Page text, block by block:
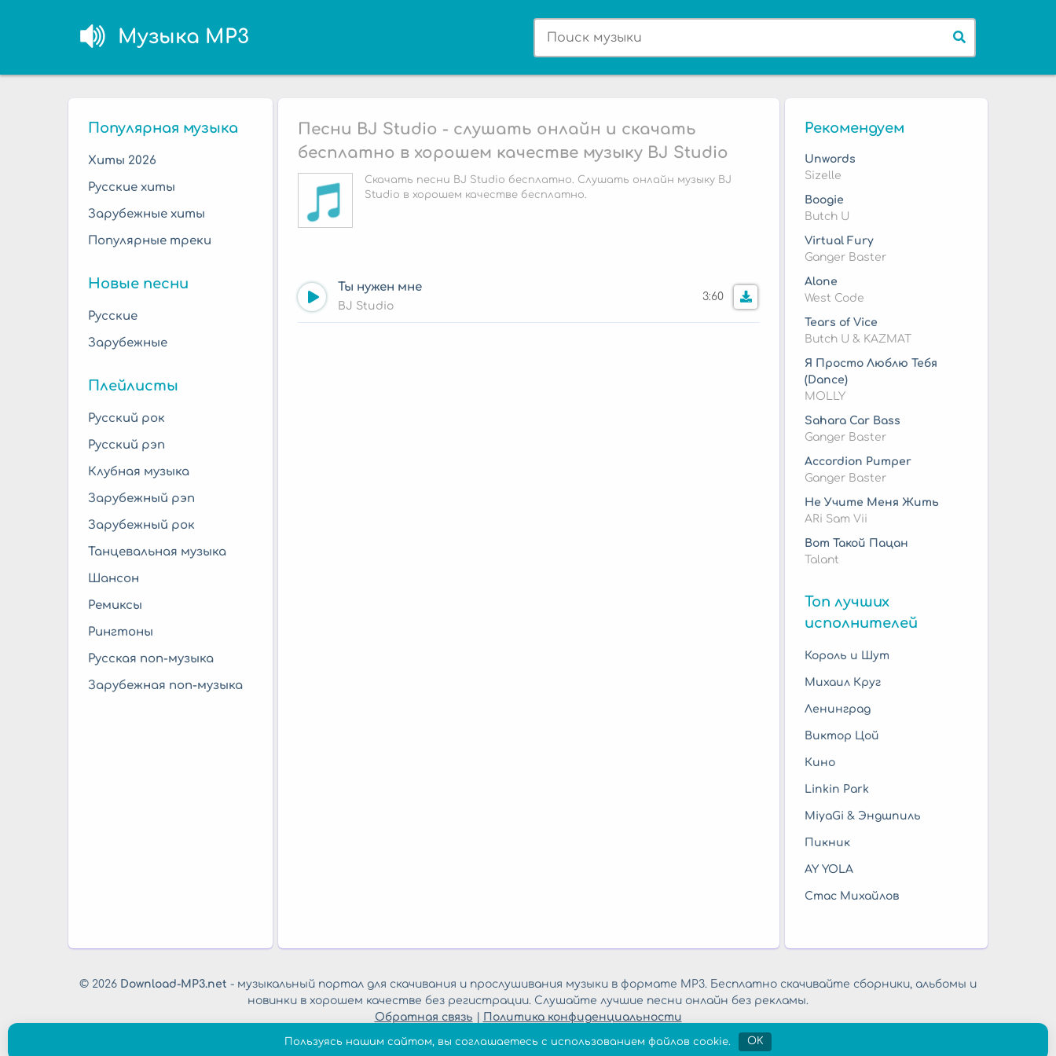
Музыка MP3
Популярная музыка
Хиты 2026
Русские хиты
Зарубежные хиты
Популярные треки
Новые песни
Русские
Зарубежные
Плейлисты
Русский рок
Русский рэп
Клубная музыка
Зарубежный рэп
Зарубежный рок
Танцевальная музыка
Шансон
Ремиксы
Рингтоны
Русская поп-музыка
Зарубежная поп-музыка
Песни BJ Studio - слушать онлайн и скачать
бесплатно в хорошем качестве музыку BJ Studio
Скачать песни BJ Studio бесплатно. Слушать онлайн музыку BJ
Studio в хорошем качестве бесплатно.
Ты нужен мне
BJ Studio
3:60
Рекомендуем
Unwords
Sizelle
Boogie
Butch U
Virtual Fury
Ganger Baster
Alone
West Code
Tears of Vice
Butch U & KAZMAT
Я Просто Люблю Тебя
(Dance)
MOLLY
Sahara Car Bass
Ganger Baster
Accordion Pumper
Ganger Baster
Не Учите Меня Жить
ARi Sam Vii
Вот Такой Пацан
Talant
Топ лучших
исполнителей
Король и Шут
Михаил Круг
Ленинград
Виктор Цой
Кино
Linkin Park
MiyaGi & Эндшпиль
Пикник
AY YOLA
Стас Михайлов
© 2026 Download-MP3.net - музыкальный портал для скачивания и прослушивания музыки в формате MP3. Бесплатно скачивайте сборники, альбомы и
новинки в хорошем качестве без регистрации. Слушайте лучшие песни онлайн без рекламы.
Обратная связь
Политика конфиденциальности
Пользуясь нашим сайтом, вы соглашаетесь с использованием файлов cookie. OK